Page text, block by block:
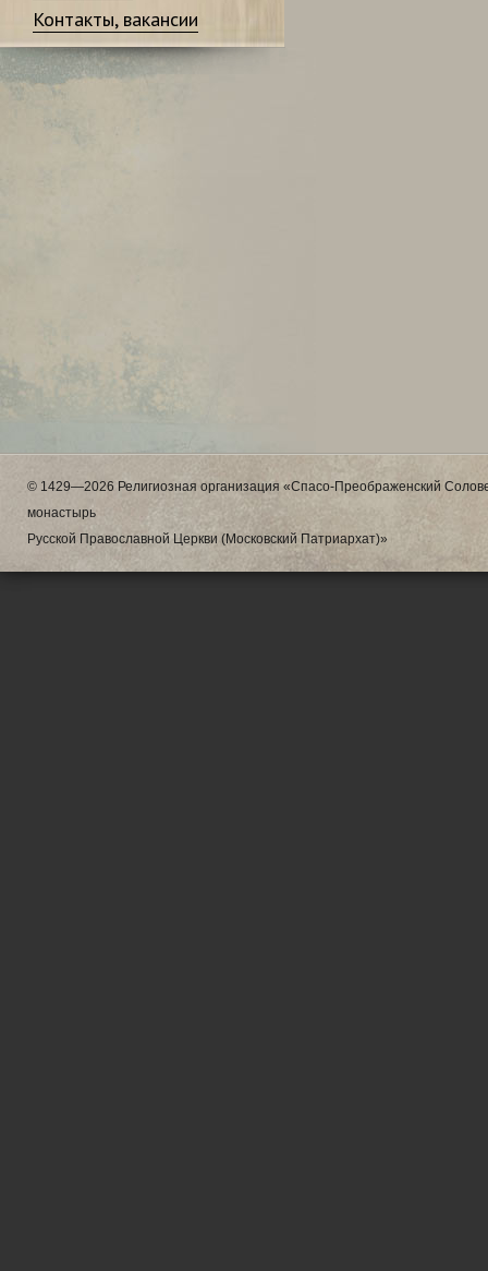
Контакты, вакансии
© 1429—2026 Религиозная организация «Спасо-Преображенский
монастырь
Русской Православной Церкви (Московский Патриархат)»